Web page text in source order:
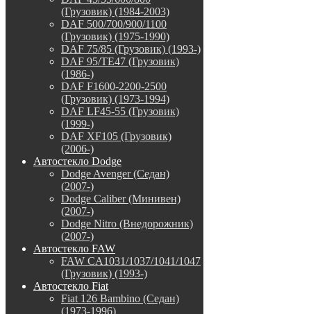
(Грузовик) (1984-2003)
DAF 500/700/900/1100
(Грузовик) (1975-1990)
DAF 75/85 (Грузовик) (1993-)
DAF 95/TE47 (Грузовик)
(1986-)
DAF F1600-2200-2500
(Грузовик) (1973-1994)
DAF LF45-55 (Грузовик)
(1999-)
DAF XF105 (Грузовик)
(2006-)
Автостекло Dodge
Dodge Avenger (Седан)
(2007-)
Dodge Caliber (Минивен)
(2007-)
Dodge Nitro (Внедорожник)
(2007-)
Автостекло FAW
FAW CA1031/1037/1041/1047
(Грузовик) (1993-)
Автостекло Fiat
Fiat 126 Bambino (Седан)
(1973-1996)